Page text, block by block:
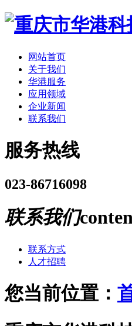
网站首页
关于我们
华港服务
应用领域
企业新闻
联系我们
服务热线
023-86716098
联系我们
联系方式
人才招聘
您当前位置：